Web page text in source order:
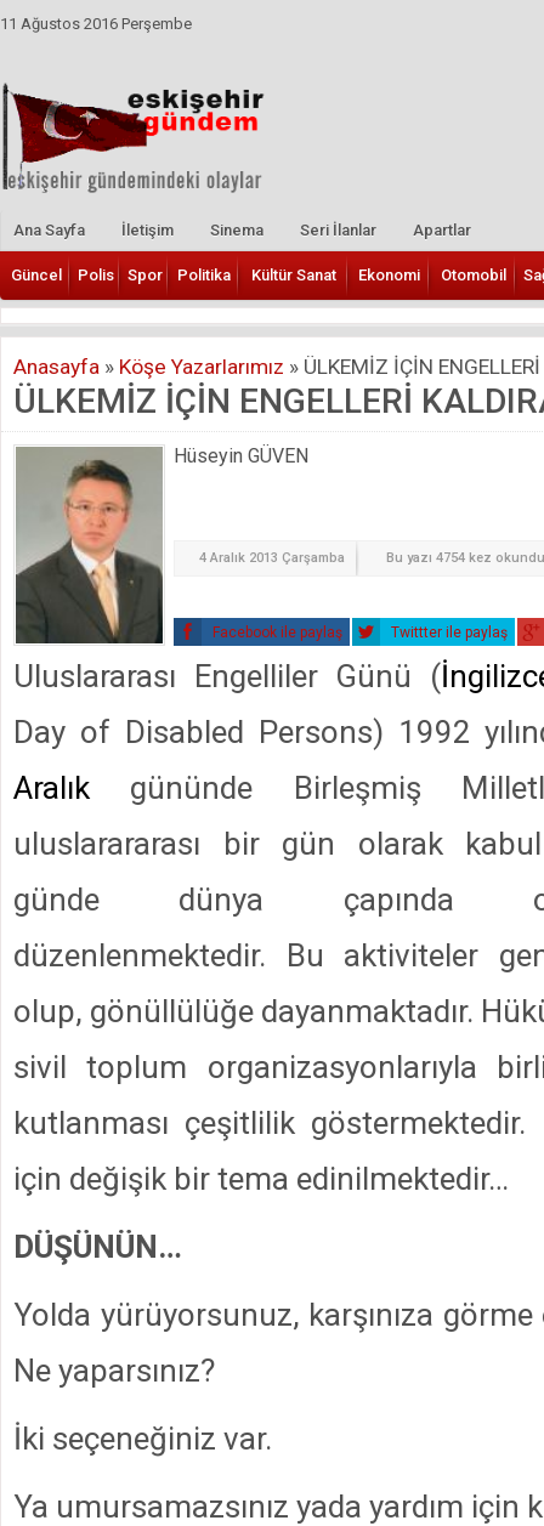
11 Ağustos 2016 Perşembe
Ana Sayfa İletişim Sinema Seri İlanlar Apartlar
Güncel Polis Spor Politika Kültür Sanat Ekonomi Otomobil
Anasayfa » Köşe Yazarlarımız » ÜLKEMİZ İÇİN
ÜLKEMİZ İÇİN ENGELLERİ
Hüseyin GÜVEN
4 Aralık 2013 Çarşamba Bu yazı 4754 kez okundu
Facebook ile paylaş Twittter ile paylaş
Uluslararası Engelliler Günü (
Day of Disabled Persons) 1992
Aralık gününde Birleşmiş
uluslarararası bir gün olarak
günde dünya çapında
düzenlenmektedir. Bu aktiviteler
olup, gönüllülüğe dayanmaktadır.
sivil toplum organizasyonlarıyla
kutlanması çeşitlilik
için değişik bir tema edinilmektedir…
DÜŞÜNÜN…
Yolda yürüyorsunuz, karşınıza görme
Ne yaparsınız?
İki seçeneğiniz var.
Ya umursamazsınız yada yardım için